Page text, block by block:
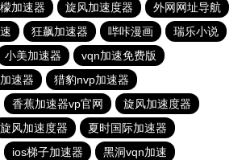
加速器 旋风加速度器
外网网址导航
狂飙加速器 哔咔漫画
瑞乐小说
小美加速器
vqn加速免费版
速器
猎豹nvp加速器
香蕉加速器vp官网
旋风加速度器
旋风加速度器
夏时国际加速器
ios梯子加速器
黑洞vqn加速